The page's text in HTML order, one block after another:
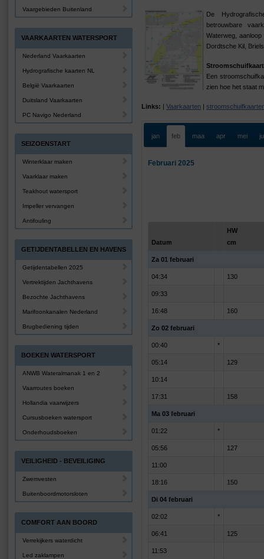
De
betrouwbare
Waterweg,
Dordtsche Kil,
Stroomschuifkaart
Een
zien hoe het staat
Links: | Vaarkaarten |
jan feb maa apr mei
Februari 2025
Datum
HW
cm
Za 01 februari
04:34 130
09:33
16:48 160
Zo 02 februari
00:40 *
05:14 129
10:14
17:31 158
Ma 03 februari
01:22 *
05:56 127
11:00
18:16 150
Di 04 februari
02:02 *
06:41 125
11:53
Vaargebieden Buitenland
VAARKAARTEN WATERSPORT
Nederland Vaarkaarten
Hydrografische kaarten NL
België Vaarkaarten
Duitsland Vaarkaarten
PC Navigo Nederland
SEIZOENSTART
Winterklaar maken
Vaarklaar maken
Teakhout watersport
Impeller vervangen
Antifouling
GETIJDENTABELLEN EN HAVENS
Getijdentabellen 2025
Vertrektijden Jachthavens
Bezochte Jachthavens
Marifoonkanalen Nederland
Brugbediening tijden
BOEKEN WATERSPORT
ANWB Wateralmanak 1 en 2
Vaarroutes boeken
Hollandia vaarwijzers
Cursusboeken watersport
Onderhoudsboeken
VEILIGHEID - BEVEILIGING
Zwemvesten
Buitenboordmotorsloten
COMFORT AAN BOORD
Verrekijkers waterdicht
Led zaklampen